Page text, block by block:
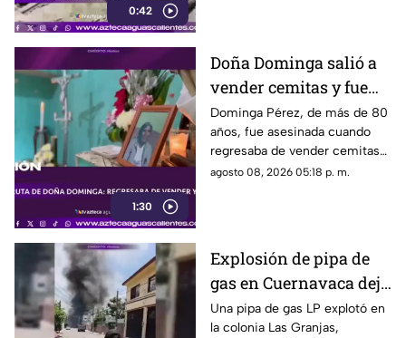
0:42
1:30
Doña Dominga salió a
vender cemitas y fue
asesinada al regresar a
casa; así fue la agresión
(VIDEO)
Dominga Pérez, de más de 80
años, fue asesinada cuando
regresaba de vender cemitas
en Chachapa. La Fiscalía de
agosto 08, 2026 05:18 p. m.
Explosión de pipa de
gas en Cuernavaca deja
21 personas lesionadas
Una pipa de gas LP explotó en
la colonia Las Granjas,